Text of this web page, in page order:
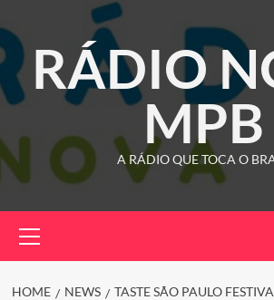
to
contentRÁDIO
MPB
A RÁDIO QUE TOCA O
Menu
HOME NEWS
TASTE SÃO PAULO